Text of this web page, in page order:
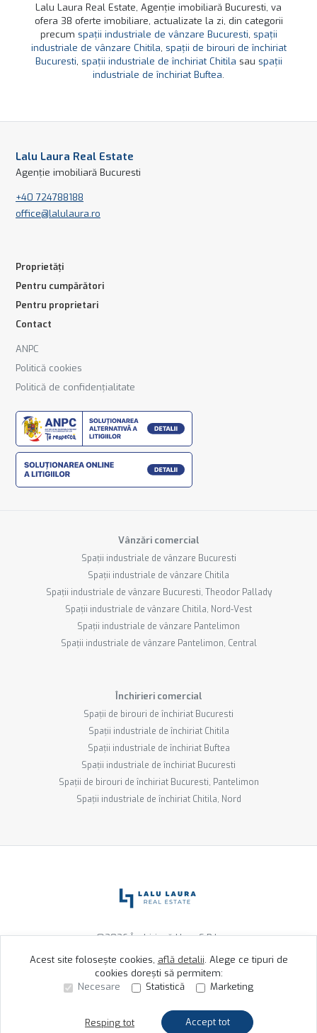
Lalu Laura Real Estate, Agenție imobiliară Bucuresti, va
ofera 38 oferte imobiliare, actualizate la zi, din categorii
precum spații industriale de vânzare Bucuresti, spații
industriale de vânzare Chitila, spații de birouri de închiriat
Bucuresti, spații industriale de închiriat Chitila sau spații
industriale de închiriat Buftea.
Lalu Laura Real Estate
Agenție imobiliară Bucuresti
+40 724788188
office@lalulaura.ro
Proprietăți
Pentru cumpărători
Pentru proprietari
Contact
ANPC
Politică cookies
Politică de confidențialitate
Vânzări comercial
Spații industriale de vânzare Bucuresti
Spații industriale de vânzare Chitila
Spații industriale de vânzare Bucuresti, Theodor Pallady
Spații industriale de vânzare Chitila, Nord-Vest
Spații industriale de vânzare Pantelimon
Spații industriale de vânzare Pantelimon, Central
Închirieri comercial
Spații de birouri de închiriat Bucuresti
Spații industriale de închiriat Chitila
Spații industriale de închiriat Buftea
Spații industriale de închiriat Bucuresti
Spații de birouri de închiriat Bucuresti, Pantelimon
Spații industriale de închiriat Chitila, Nord
©2026Închiriază Ușor S.R.L.
Site creat în
Acest site folosește cookies, află detalii. Alege ce tipuri de
cookies dorești să permitem:
Necesare
Statistică Marketing
Resping tot Accept tot